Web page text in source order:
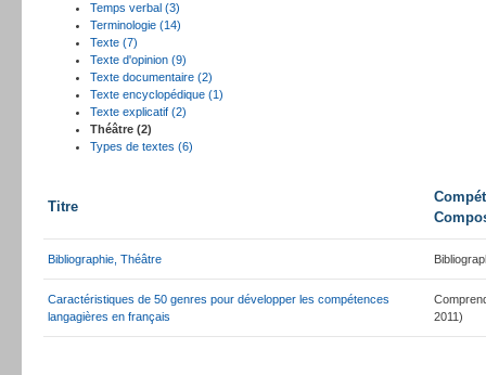
Temps verbal (3)
Terminologie (14)
Texte (7)
Texte d'opinion (9)
Texte documentaire (2)
Texte encyclopédique (1)
Texte explicatif (2)
Théâtre (2)
Types de textes (6)
Titre
Bibliographie, Théâtre
Caractéristiques de 50 genres pour développer les compétences
langagières en français
2011)